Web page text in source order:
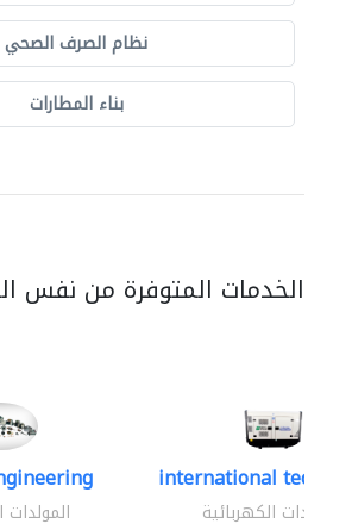
نظام الصرف الصحي
بناء المطارات
الخدمات المتوفرة من نفس
المولدات
international
المولدات الكهربائية